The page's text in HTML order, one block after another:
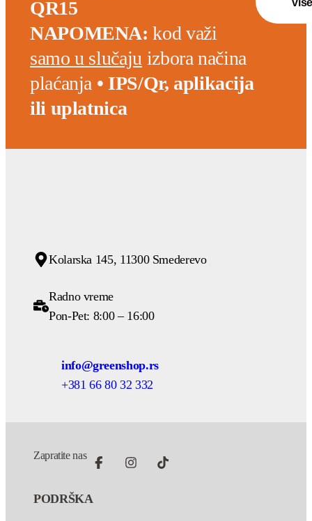
QR15
NAPOMENA: kod važi
samo u slučajuizbora načina
plaćanja • IPS/Qr, aplikacija
ili uplatnica
Kolarska 145, 11300 Smederevo
Radno vreme
Pon-Pet: 8:00 – 16:00
info@greenshop.rs
+381 66 80 32 332
Zapratite nas
PODRŠKA